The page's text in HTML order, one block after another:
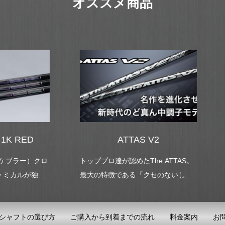
ATTAS V2
プロ達が認めたThe ATTAS。
特徴である「クセのないしな
剛性分布に再設計しました。
アマ問わずクセがなくタイミ
24 VENTUS BLUE
2018年の発売以来、トッププ
じめとする多くのゴルファー
ド。
ャフトの選び方
ご購入から到着までの流れ 料金案内 お